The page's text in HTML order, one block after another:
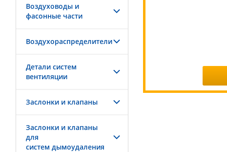
Воздуховоды и
фасонные части
Воздухораспределители
Детали систем
вентиляции
Заслонки и клапаны
Заслонки и клапаны
для
систем дымоудаления